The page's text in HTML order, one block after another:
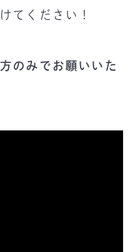
てください！
のみでお願いいた